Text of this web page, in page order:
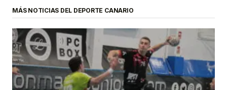
MÁS NOTICIAS DEL DEPORTE CANARIO